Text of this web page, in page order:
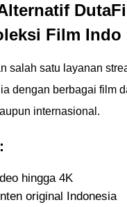
Film Indo
salah satu layanan
dengan berbagai film
internasional.
hingga 4K
original Indonesia